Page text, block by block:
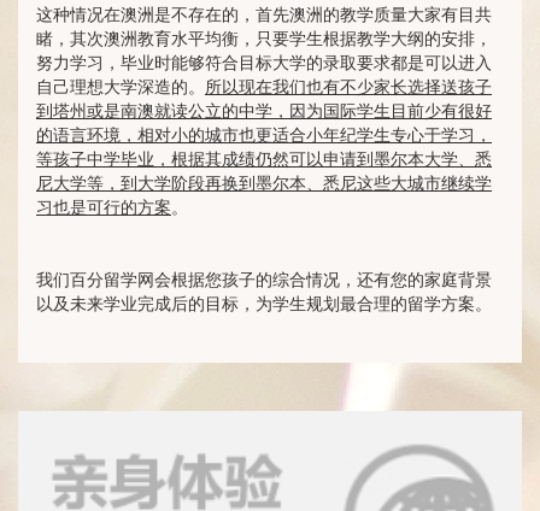
这种情况在澳洲是不存在的，首先澳洲的教学质量大家有目共
睹，其次澳洲教育水平均衡，只要学生根据教学大纲的安排，
努力学习，毕业时能够符合目标大学的录取要求都是可以进入
自己理想大学深造的。 所以现在我们也有不少家长选择送孩子
到塔州或是南澳就读公立的中学，因为国际学生目前少有很好
的语言环境，相对小的城市也更适合小年纪学生专心于学习，
等孩子中学毕业，根据其成绩仍然可以申请到墨尔本大学、悉
尼大学等，到大学阶段再换到墨尔本、悉尼这些大城市继续学
习也是可行的方案。
我们百分留学网会根据您孩子的综合情况，还有您的家庭背景
以及未来学业完成后的目标，为学生规划最合理的留学方案。